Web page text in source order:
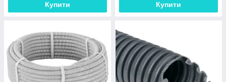
Купити Купити